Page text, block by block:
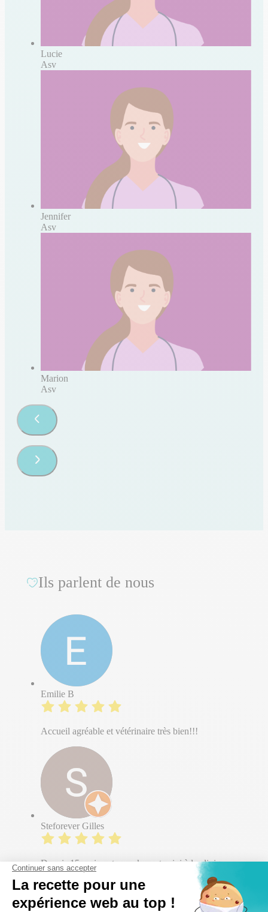
Lucie
Asv
Jennifer
Asv
Marion
Asv
Ils parlent de nous
Emilie B
Accueil agréable et vétérinaire très bien!!!
Steforever Gilles
Depuis 15 mois notre cocker est suivi à la clinique
vétérinaire des 3 IFS. Nous en sommes très satisfaits et
Aby fait la fête en arrivant à chaque fois. Douceur,
compréhension, explications... à chaque visite. Nous
recommandons vivement cette clinique.